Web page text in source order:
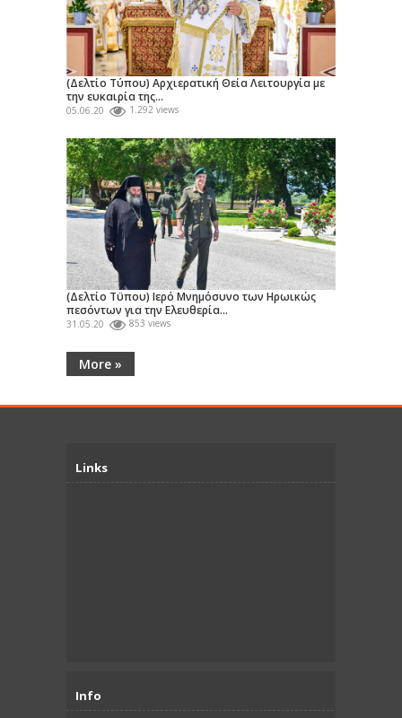
(Δελτίο Τύπου) Αρχιερατική Θεία Λειτουργία με
την ευκαιρία της...
05.06.20 1.292 views
(Δελτίο Τϋπου) Ιερό Μνημόσυνο των Ηρωικώς
πεσόντων για την Ελευθερία...
31.05.20 853 views
More »
Links
Info